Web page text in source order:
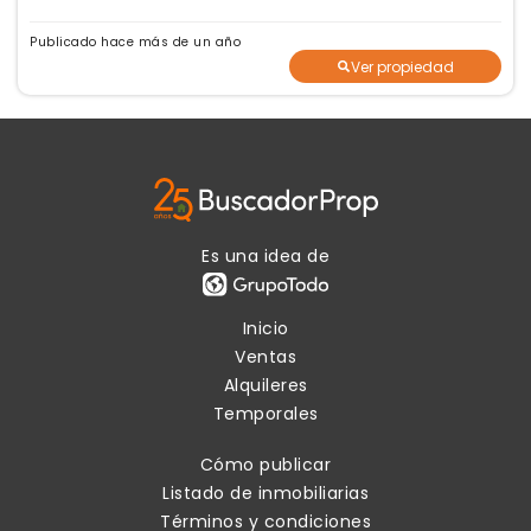
Publicado hace más de un año
Ver propiedad
Es una idea de
Inicio
Ventas
Alquileres
Temporales
Cómo publicar
Listado de inmobiliarias
Términos y condiciones